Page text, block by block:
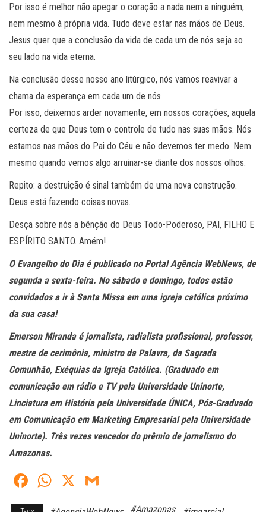
Por isso é melhor não apegar o coração a nada nem a ninguém,
nem mesmo à própria vida. Tudo deve estar nas mãos de Deus.
Jesus quer que a conclusão da vida de cada um de nós seja ao
seu lado na vida eterna.
Na conclusão desse nosso ano litúrgico, nós vamos reavivar a
chama da esperança em cada um de nós
Por isso, deixemos arder novamente, em nossos corações, aquela
certeza de que Deus tem o controle de tudo nas suas mãos. Nós
estamos nas mãos do Pai do Céu e não devemos ter medo. Nem
mesmo quando vemos algo arruinar-se diante dos nossos olhos.
Repito: a destruição é sinal também de uma nova construção.
Deus está fazendo coisas novas.
Desça sobre nós a bênção do Deus Todo-Poderoso, PAI, FILHO E
ESPÍRITO SANTO. Amém!
O Evangelho do Dia é publicado no Portal Agência WebNews, de
segunda a sexta-feira. No sábado e domingo, todos estão
convidados a ir à Santa Missa em uma igreja católica próximo
da sua casa!
Emerson Miranda é jornalista, radialista profissional, professor,
mestre de cerimônia, ministro da Palavra, da Sagrada
Comunhão, Exéquias da Igreja Católica. (Graduado em
comunicação em rádio e TV pela Universidade Uninorte,
Linciatura em História pela Universidade ÚNICA, Pós-Graduado
em Comunicação em Marketing Empresarial pela Universidade
Uninorte). Três vezes vencedor do prêmio de jornalismo do
Amazonas.
Fa
ce
W
X
#Amazonas